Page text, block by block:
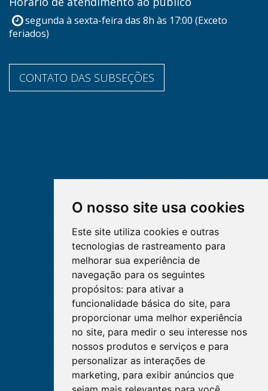
O nosso site usa cookies
Este site utiliza cookies e outras
tecnologias de rastreamento para
melhorar sua experiência de
navegação para os seguintes
propósitos: para ativar a
funcionalidade básica do site, para
proporcionar uma melhor experiência
no site, para medir o seu interesse nos
nossos produtos e serviços e para
personalizar as interações de
marketing, para exibir anúncios que
segunda à sexta-feira das 8h às 17:00 (Exceto
feriados)
CONTATO DAS SUBSEÇÕES